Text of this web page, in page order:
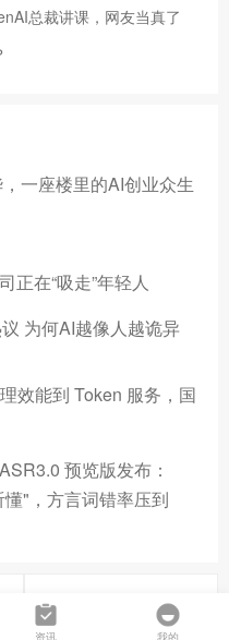
总裁讲课，网友当真了
一座楼里的AI创业众生
正在“吸走”年轻人
为何AI越像人越诡异
效能到 Token 服务，国
预览版发布：
"，方言词错率压到
资讯 我的